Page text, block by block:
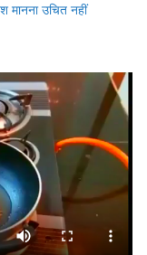
मानना उचित नहीं